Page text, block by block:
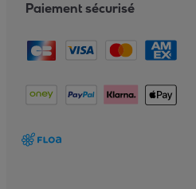
Paiement sécurisé